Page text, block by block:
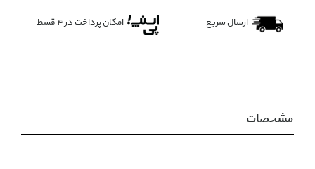
ارسال سریع امکان پرداخت در 4 قسط
مشخصات